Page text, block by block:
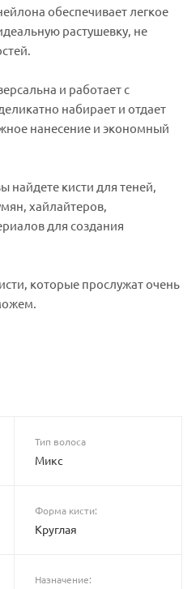
обеспечивает легкое
растушевку, не
и работает с
набирает и отдает
нанесение и экономный
найдете кисти для теней,
хайлайтеров,
для создания
которые прослужат очень
Тип волоса
Микс
Форма кисти:
Круглая
Назначение: